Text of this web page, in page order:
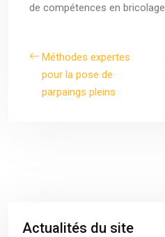
de compétences en bricolage.
Méthodes expertes
pour la pose de
parpaings pleins
Actualités du site